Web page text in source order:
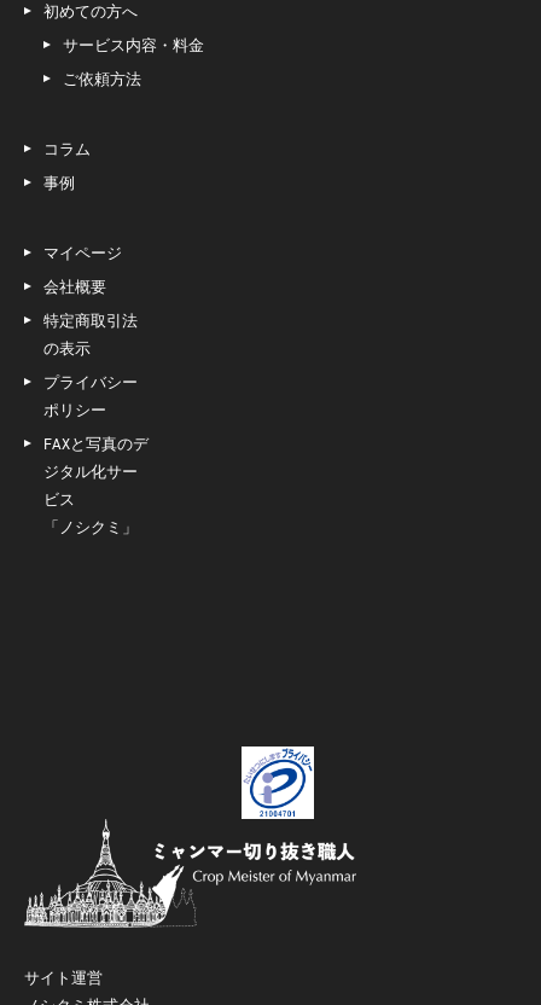
サイト運営
初めての方へ
サービス内容・料金
ご依頼方法
コラム
事例
マイページ
会社概要
特定商取引法
の表示
プライバシー
ポリシー
FAXと写真のデ
ジタル化サー
ビス
「ノシクミ」